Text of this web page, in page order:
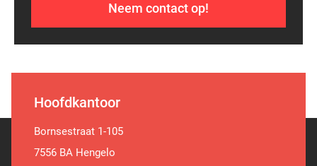
Neem contact op!
Hoofdkantoor
Bornsestraat 1-105
7556 BA Hengelo